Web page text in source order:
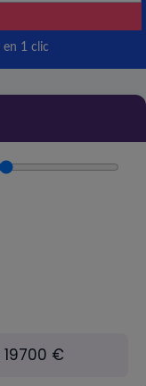
19700 €